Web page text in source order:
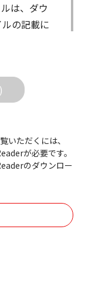
は、ダウ
の記載に
、ファイ
でくださ
書、およ
イルにつ
、アイコ
イルは、
きませ
いただくには、
が必要です。
のダウンロー